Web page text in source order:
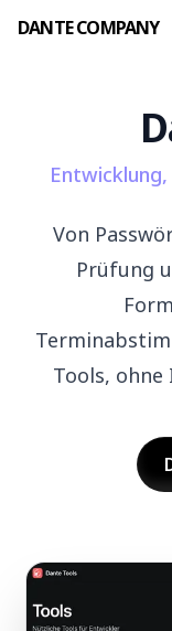
DANTE COMPANY
Von
Prüfung
Tools,